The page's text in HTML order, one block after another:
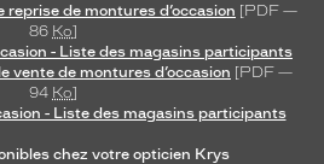
de montures d’occasion [PDF —
86 Ko]
- Liste des magasins participants
vente de montures d’occasion [PDF —
94 Ko]
- Liste des magasins participants
chez votre opticien Krys